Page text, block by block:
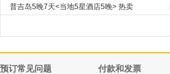
普吉岛5晚7天<当地5星酒店5晚> 热卖
预订常见问题 付款和发票